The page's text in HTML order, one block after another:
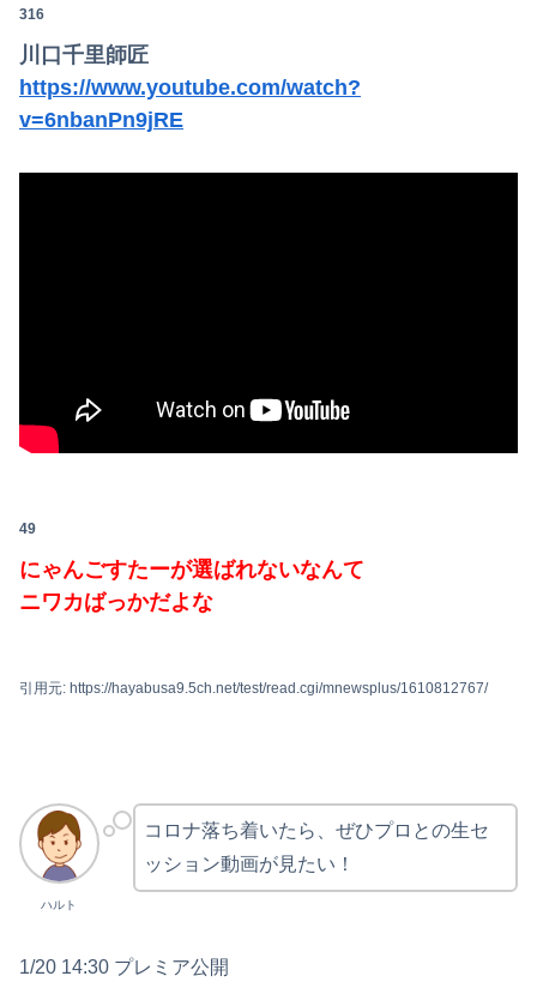
316
川口千里師匠
https://www.youtube.com/watch?
v=6nbanPn9jRE
49
にゃんごすたーが選ばれないなんて
ニワカばっかだよな
引用元: https://hayabusa9.5ch.net/test/read.cgi/mnewsplus/1610812767/
ハルト
コロナ落ち着いたら、ぜひプロとの生セ
ッション動画が見たい！
1/20 14:30 プレミア公開